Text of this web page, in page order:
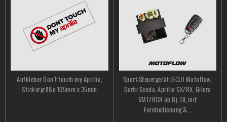
Aufkleber Don't touch my Aprilia,
Stickergröße:105mm x 35mm
Sport-Steuergerät (ECU) Motoflow,
Derbi Senda, Aprilia SX/RX, Gilera
SMT/RCR ab Bj. 18, mit
Fernbedienung &...